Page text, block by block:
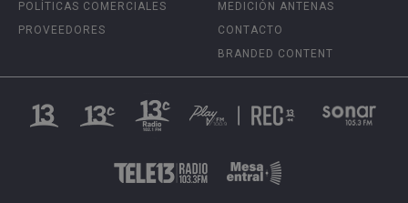
POLÍTICAS COMERCIALES
PROVEEDORES
MEDICIÓN ANTENAS
CONTACTO
BRANDED CONTENT